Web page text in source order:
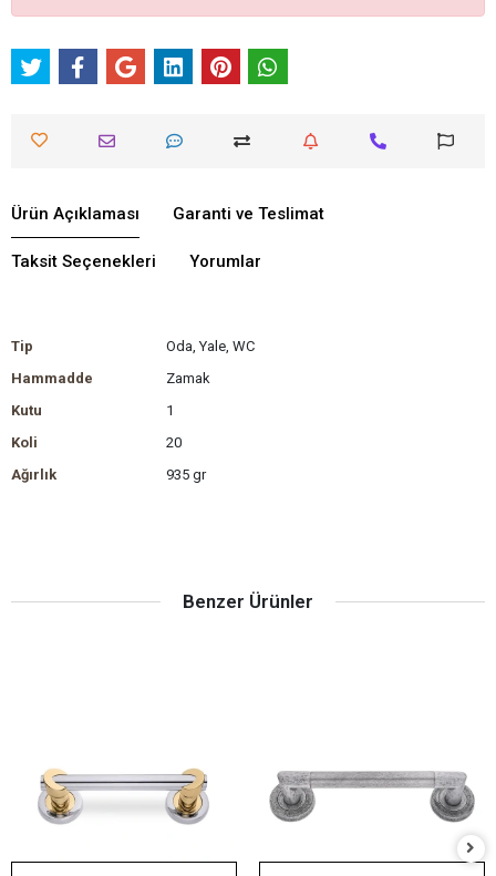
Ürün Açıklaması Garanti ve Teslimat
Taksit Seçenekleri Yorumlar
Tip
Oda, Yale, WC
Hammadde
Zamak
Kutu
1
Koli
20
Ağırlık
935 gr
Benzer Ürünler